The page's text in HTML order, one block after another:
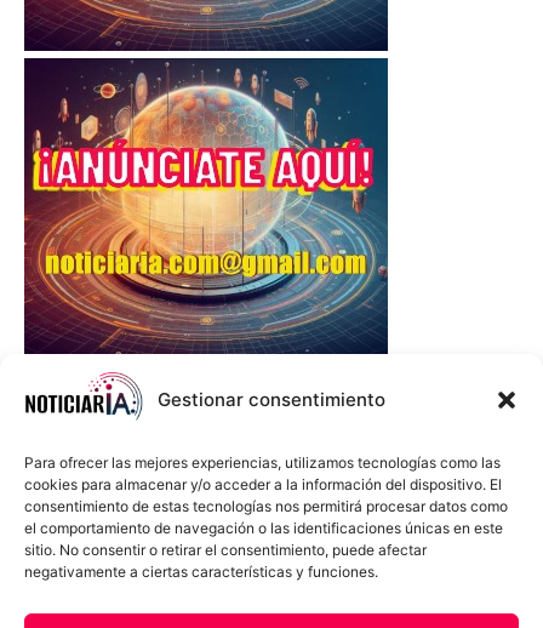
Gestionar consentimiento
Para ofrecer las mejores experiencias, utilizamos tecnologías como las
cookies para almacenar y/o acceder a la información del dispositivo. El
consentimiento de estas tecnologías nos permitirá procesar datos como
el comportamiento de navegación o las identificaciones únicas en este
sitio. No consentir o retirar el consentimiento, puede afectar
negativamente a ciertas características y funciones.